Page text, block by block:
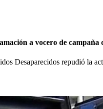
a vocero de
Desaparecidos repudió la